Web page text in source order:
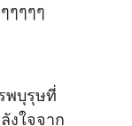
ๆๆๆๆ
พบุรุษที่
งใจจาก